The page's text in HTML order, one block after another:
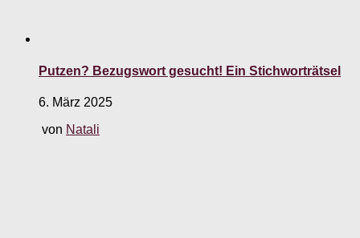
Putzen? Bezugswort gesucht! Ein Stichworträtsel
6. März 2025
von Natali